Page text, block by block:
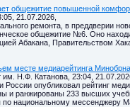
общежитие повышенной
21.07.2026,
ремонта, в преддверии
общежитие №6. Оно
Абакана, Правительством
месте медиарейтинга
им. Н.Ф. Катанова, 23:04,
России опубликовал рейтинг
и ранжированы 233 высших
по национальному мессенджеру